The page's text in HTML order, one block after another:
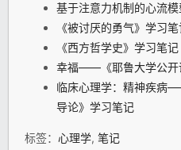
基于注意力机制的心流模
《被讨厌的勇气》学习
《西方哲学史》学习笔记
幸福——《耶鲁大学公开
临床心理学：精神疾病
导论》学习笔记
标签： 心理学, 笔记